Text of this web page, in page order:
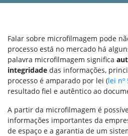
Falar sobre microfilmagem pode
processo está no mercado há
palavra microfilmagem significa
integridade das informações,
processo é amparado por lei (lei nº
resultado fiel e autêntico ao
A partir da microfilmagem é
informações importantes da
de espaço e a garantia de um